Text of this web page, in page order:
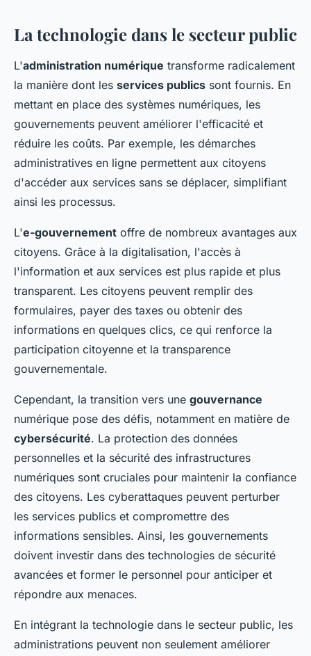
La technologie dans le secteur public
L'administration numérique transforme radicalement
la manière dont les services publics sont fournis. En
mettant en place des systèmes numériques, les
gouvernements peuvent améliorer l'efficacité et
réduire les coûts. Par exemple, les démarches
administratives en ligne permettent aux citoyens
d'accéder aux services sans se déplacer, simplifiant
ainsi les processus.
L'e-gouvernement offre de nombreux avantages aux
citoyens. Grâce à la digitalisation, l'accès à
l'information et aux services est plus rapide et plus
transparent. Les citoyens peuvent remplir des
formulaires, payer des taxes ou obtenir des
informations en quelques clics, ce qui renforce la
participation citoyenne et la transparence
gouvernementale.
Cependant, la transition vers une gouvernance
numérique pose des défis, notamment en matière de
cybersécurité. La protection des données
personnelles et la sécurité des infrastructures
numériques sont cruciales pour maintenir la confiance
des citoyens. Les cyberattaques peuvent perturber
les services publics et compromettre des
informations sensibles. Ainsi, les gouvernements
doivent investir dans des technologies de sécurité
avancées et former le personnel pour anticiper et
répondre aux menaces.
En intégrant la technologie dans le secteur public, les
administrations peuvent non seulement améliorer